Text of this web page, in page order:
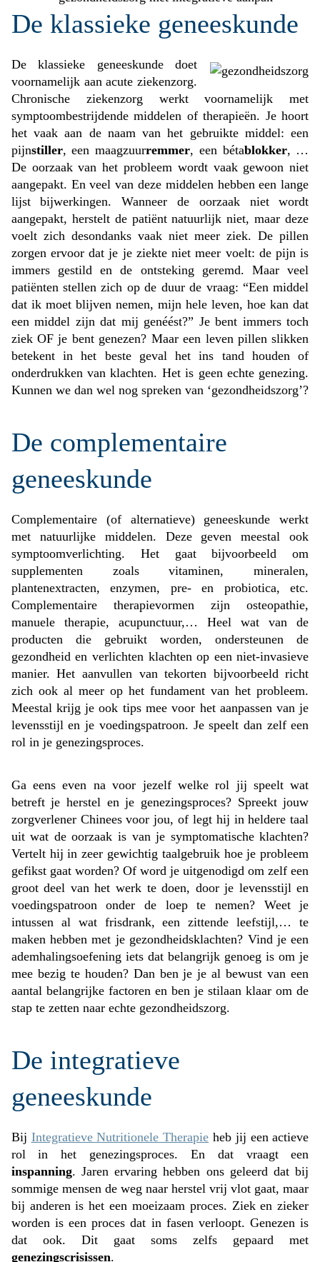
De klassieke geneeskunde
De klassieke geneeskunde doet
voornamelijk aan acute ziekenzorg.
Chronische ziekenzorg werkt voornamelijk met
symptoombestrijdende middelen of therapieën. Je hoort
het vaak aan de naam van het gebruikte middel: een
pijnstiller, een maagzuurremmer, een bétablokker, …
De oorzaak van het probleem wordt vaak gewoon niet
aangepakt. En veel van deze middelen hebben een lange
lijst bijwerkingen. Wanneer de oorzaak niet wordt
aangepakt, herstelt de patiënt natuurlijk niet, maar deze
voelt zich desondanks vaak niet meer ziek. De pillen
zorgen ervoor dat je je ziekte niet meer voelt: de pijn is
immers gestild en de ontsteking geremd. Maar veel
patiënten stellen zich op de duur de vraag: “Een middel
dat ik moet blijven nemen, mijn hele leven, hoe kan dat
een middel zijn dat mij genéést?” Je bent immers toch
ziek OF je bent genezen? Maar een leven pillen slikken
betekent in het beste geval het ins tand houden of
onderdrukken van klachten. Het is geen echte genezing.
Kunnen we dan wel nog spreken van ‘gezondheidszorg’?
De complementaire
geneeskunde
Complementaire (of alternatieve) geneeskunde werkt
met natuurlijke middelen. Deze geven meestal ook
symptoomverlichting. Het gaat bijvoorbeeld om
supplementen zoals vitaminen, mineralen,
plantenextracten, enzymen, pre- en probiotica, etc.
Complementaire therapievormen zijn osteopathie,
manuele therapie, acupunctuur,… Heel wat van de
producten die gebruikt worden, ondersteunen de
gezondheid en verlichten klachten op een niet-invasieve
manier. Het aanvullen van tekorten bijvoorbeeld richt
zich ook al meer op het fundament van het probleem.
Meestal krijg je ook tips mee voor het aanpassen van je
levensstijl en je voedingspatroon. Je speelt dan zelf een
rol in je genezingsproces.
Ga eens even na voor jezelf welke rol jij speelt wat
betreft je herstel en je genezingsproces? Spreekt jouw
zorgverlener Chinees voor jou, of legt hij in heldere taal
uit wat de oorzaak is van je symptomatische klachten?
Vertelt hij in zeer gewichtig taalgebruik hoe je probleem
gefikst gaat worden? Of word je uitgenodigd om zelf een
groot deel van het werk te doen, door je levensstijl en
voedingspatroon onder de loep te nemen? Weet je
intussen al wat frisdrank, een zittende leefstijl,… te
maken hebben met je gezondheidsklachten? Vind je een
ademhalingsoefening iets dat belangrijk genoeg is om je
mee bezig te houden? Dan ben je je al bewust van een
aantal belangrijke factoren en ben je stilaan klaar om de
stap te zetten naar echte gezondheidszorg.
De integratieve
geneeskunde
Bij Integratieve Nutritionele Therapie heb jij een actieve
rol in het genezingsproces. En dat vraagt een
inspanning. Jaren ervaring hebben ons geleerd dat bij
sommige mensen de weg naar herstel vrij vlot gaat, maar
bij anderen is het een moeizaam proces. Ziek en zieker
worden is een proces dat in fasen verloopt. Genezen is
dat ook. Dit gaat soms zelfs gepaard met
genezingscrisissen.